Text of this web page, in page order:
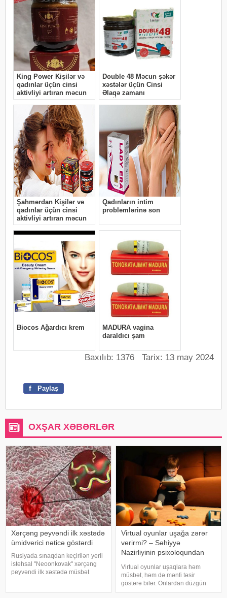
Baxılıb: 1376 Tarix: 13 may 2024
f Paylaş
OXŞAR XƏBƏRLƏR
Xərçəng peyvəndi ilk xəstədə
ümidverici nəticə göstərdi
Rusiyada sınaqdan keçirilən yerli
istehsal "Neoonkovak" xərçəng
peyvəndi ilk xəstədə müsbət
Virtual oyunlar uşağa zərər
verirmi? – Səhiyyə
Nazirliyinin psixoloqundan
Virtual oyunlar uşaqlara həm
müsbət, həm də mənfi təsir
göstərə bilər. Onlardan düzgün
rejimdə istifadə edildikdə zehni